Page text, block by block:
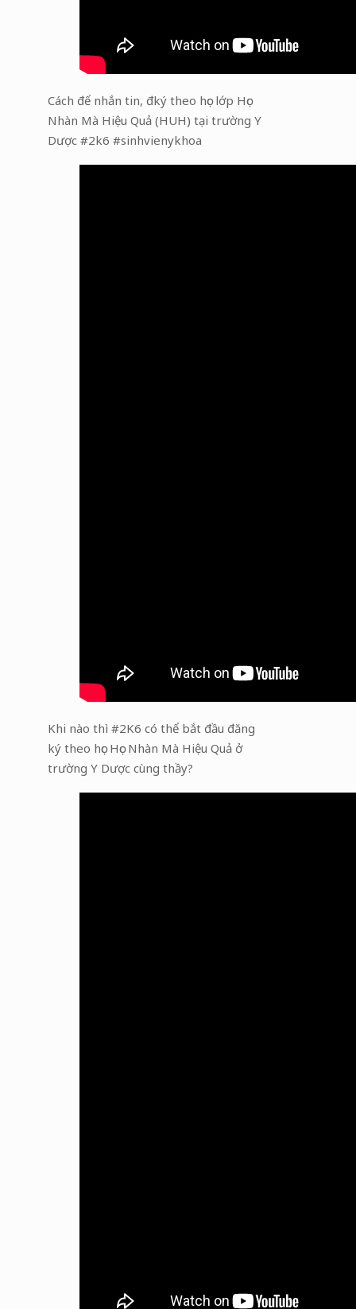
Cách để nhắn tin, đký theo học lớp Học
Nhàn Mà Hiệu Quả (HUH) tại trường Y
Dược #2k6 #sinhvienykhoa
Khi nào thì #2K6 có thể bắt đầu đăng
ký theo học Học Nhàn Mà Hiệu Quả ở
trường Y Dược cùng thầy?